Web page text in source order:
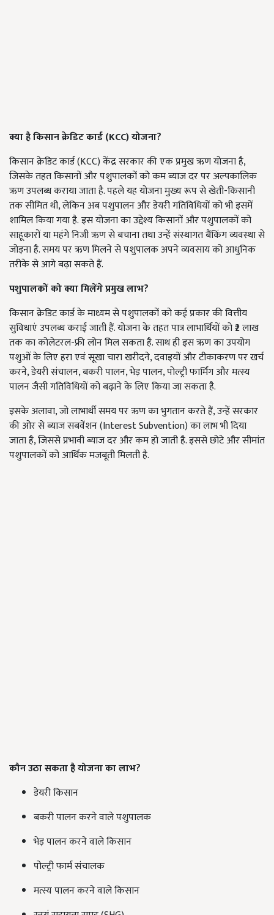
क्या है किसान क्रेडिट कार्ड (KCC) योजना?
किसान क्रेडिट कार्ड (KCC) केंद्र सरकार की एक प्रमुख ऋण योजना है,
जिसके तहत किसानों और पशुपालकों को कम ब्याज दर पर अल्पकालिक
ऋण उपलब्ध कराया जाता है. पहले यह योजना मुख्य रूप से खेती-किसानी
तक सीमित थी, लेकिन अब पशुपालन और डेयरी गतिविधियों को भी इसमें
शामिल किया गया है.इस योजना का उद्देश्य किसानों और पशुपालकों को
साहूकारों या महंगे निजी ऋण से बचाना तथा उन्हें संस्थागत बैंकिंग व्यवस्था से
जोड़ना है. समय पर ऋण मिलने से पशुपालक अपने व्यवसाय को आधुनिक
तरीके से आगे बढ़ा सकते हैं.
पशुपालकों को क्या मिलेंगे प्रमुख लाभ?
किसान क्रेडिट कार्ड के माध्यम से पशुपालकों को कई प्रकार की वित्तीय
सुविधाएं उपलब्ध कराई जाती हैं. योजना के तहत पात्र लाभार्थियों को ₹2 लाख
तक का कोलेटरल-फ्री लोन मिल सकता है. साथ ही इस ऋण का उपयोग
पशुओं के लिए हरा एवं सूखा चारा खरीदने, दवाइयों और टीकाकरण पर खर्च
करने, डेयरी संचालन, बकरी पालन, भेड़ पालन, पोल्ट्री फार्मिंग और मत्स्य
पालन जैसी गतिविधियों को बढ़ाने के लिए किया जा सकता है.
इसके अलावा, जो लाभार्थी समय पर ऋण का भुगतान करते हैं, उन्हें सरकार
की ओर से ब्याज सबवेंशन (Interest Subvention) का लाभ भी दिया
जाता है, जिससे प्रभावी ब्याज दर और कम हो जाती है. इससे छोटे और सीमांत
पशुपालकों को आर्थिक मजबूती मिलती है.
कौन उठा सकता है योजना का लाभ?
डेयरी किसान
बकरी पालन करने वाले पशुपालक
भेड़ पालन करने वाले किसान
पोल्ट्री फार्म संचालक
मत्स्य पालन करने वाले किसान